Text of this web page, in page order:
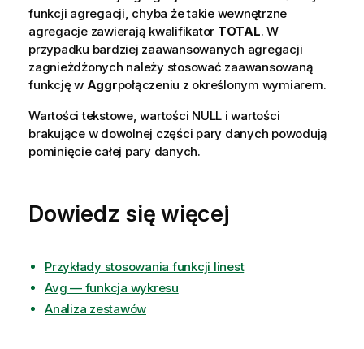
funkcji agregacji, chyba że takie wewnętrzne
agregacje zawierają kwalifikator TOTAL. W
przypadku bardziej zaawansowanych agregacji
zagnieżdżonych należy stosować zaawansowaną
funkcję w Aggrpołączeniu z określonym wymiarem.
Wartości tekstowe, wartości NULL i wartości
brakujące w dowolnej części pary danych powodują
pominięcie całej pary danych.
Dowiedz się więcej
Przykłady stosowania funkcji linest
Avg — funkcja wykresu
Analiza zestawów